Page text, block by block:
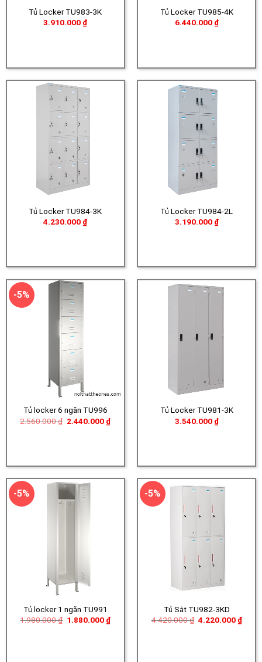
Tủ Locker TU983-3K
3.910.000 ₫
Tủ Locker TU985-4K
6.440.000 ₫
Tủ Locker TU984-3K
4.230.000 ₫
Tủ Locker TU984-2L
3.190.000 ₫
-5%
Tủ locker 6 ngăn TU996
2.560.000₫ Giá
2.440.000 ₫Giá
Tủ Locker TU981-3K
3.540.000 ₫
-5%
Tủ locker 1 ngăn TU991
1.980.000₫ Giá
1.880.000 ₫Giá
-5%
Tủ Sắt TU982-3KD
4.420.000₫ Giá
4.220.000 ₫Giá
hiện